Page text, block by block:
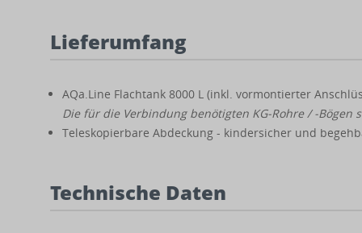
Lieferumfang
AQa.Line Flachtank 8000 L (inkl. vormontierter
Die für die Verbindung benötigten KG-Rohre / -Bögen
Teleskopierbare Abdeckung - kindersicher und
Technische Daten